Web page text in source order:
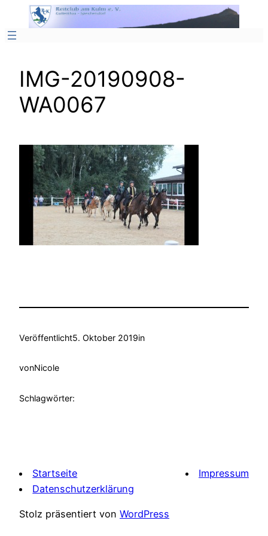
Inhalt
springen
IMG-20190908-
WA0067
Veröffentlicht5. Oktober 2019in
vonNicole
Schlagwörter:
Startseite
Impressum
Datenschutzerklärung
Stolz präsentiert von WordPress